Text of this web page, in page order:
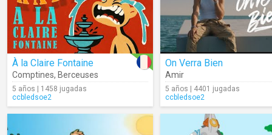
À la Claire Fontaine
Comptines, Berceuses
5 años | 1458 jugadas
ccbledsoe2
On Verra Bien
Amir
5 años | 4401 jugadas
ccbledsoe2